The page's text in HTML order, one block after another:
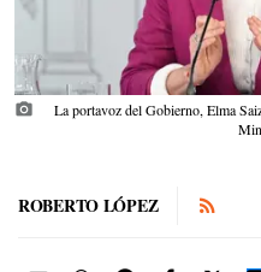
photo_camera
La portavoz del Gobierno, Elma
ROBERTO LÓPEZ